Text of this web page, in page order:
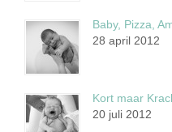
Baby, Pizza,
28 april 2012
Kort maar
20 juli 2012